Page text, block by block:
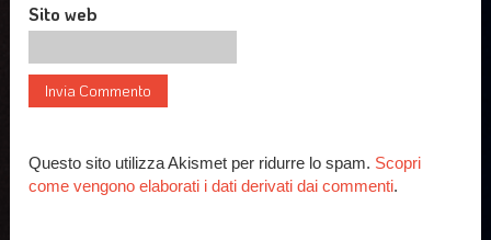
Sito web
Questo sito utilizza Akismet per ridurre lo spam. Scopri
come vengono elaborati i dati derivati dai commenti.